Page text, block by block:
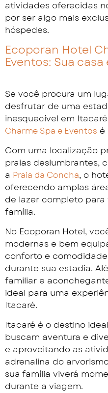
atividades oferecidas
por ser algo mais
hóspedes.
Ecoporan Hotel
Eventos: Sua
Se você procura um
desfrutar de uma
inesquecível em
Charme Spa e Eventos é
Com uma localização
praias deslumbrantes,
a Praia da Concha, o
oferecendo amplas
de lazer completo
família.
No Ecoporan Hotel,
modernas e bem
conforto e
durante sua estadia.
familiar e
ideal para uma
Itacaré.
Itacaré é o destino
buscam aventura e
e aproveitando as
adrenalina do
sua família viverá
durante a viagem.